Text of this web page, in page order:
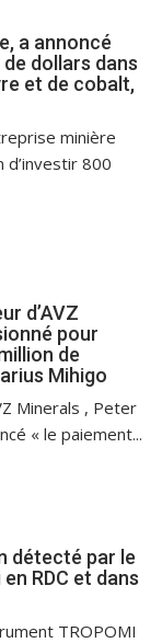
a annoncé
dollars dans
et de cobalt,
minière
d’investir 800
d’AVZ
pour
de
Mihigo
Minerals , Peter
« le paiement...
détecté par le
RDC et dans
TROPOMI